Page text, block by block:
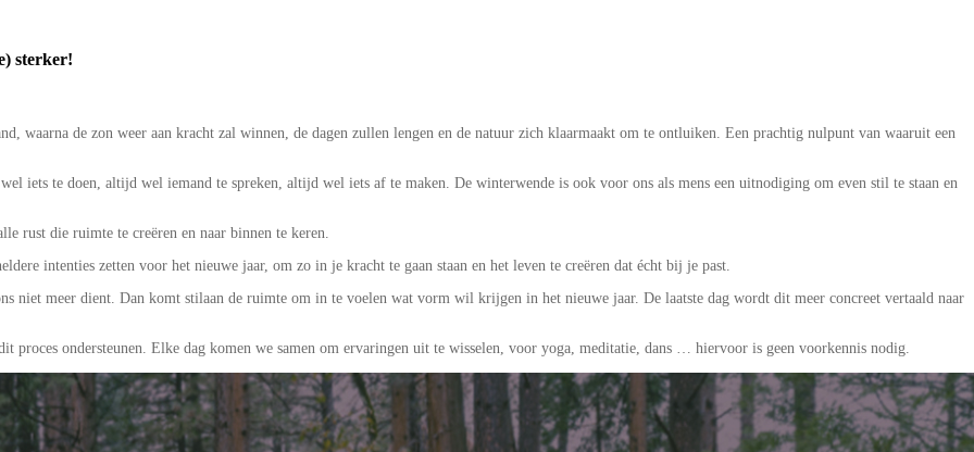
sterker!
waarna de zon weer aan kracht zal winnen, de dagen zullen lengen en de natuur zich klaarmaakt om te ontluiken. Een prachtig nulpunt van waaruit een
iets te doen, altijd wel iemand te spreken, altijd wel iets af te maken. De winterwende is ook voor ons als mens een uitnodiging om even stil te staan en
rust die ruimte te creëren en naar binnen te keren.
intenties zetten voor het nieuwe jaar, om zo in je kracht te gaan staan en het leven te creëren dat écht bij je past.
niet meer dient. Dan komt stilaan de ruimte om in te voelen wat vorm wil krijgen in het nieuwe jaar. De laatste dag wordt dit meer concreet vertaald naar
proces ondersteunen. Elke dag komen we samen om ervaringen uit te wisselen, voor yoga, meditatie, dans … hiervoor is geen voorkennis nodig.